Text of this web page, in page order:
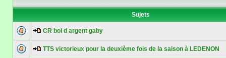
Sujets
CR bol d argent gaby
TTS victorieux pour la deuxième fois de la saison à LEDENON